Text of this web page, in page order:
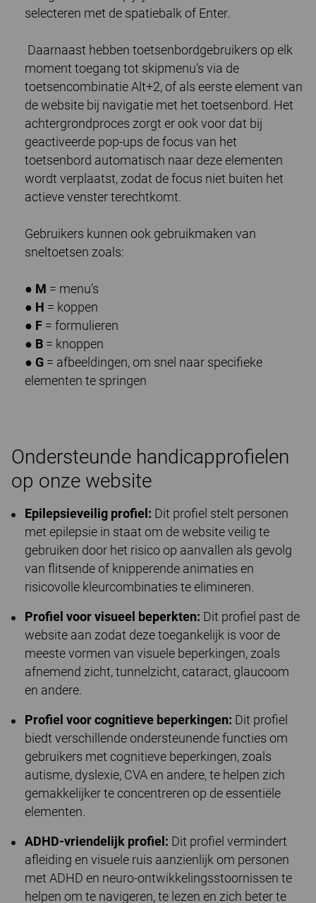
selecteren met de spatiebalk of Enter.
Daarnaast hebben toetsenbordgebruikers op elk
moment toegang tot skipmenu’s via de
toetsencombinatie Alt+2, of als eerste element van
de website bij navigatie met het toetsenbord. Het
achtergrondproces zorgt er ook voor dat bij
geactiveerde pop-ups de focus van het
toetsenbord automatisch naar deze elementen
wordt verplaatst, zodat de focus niet buiten het
actieve venster terechtkomt.
Gebruikers kunnen ook gebruikmaken van
sneltoetsen zoals:
● M = menu’s
● H = koppen
● F = formulieren
● B = knoppen
● G = afbeeldingen, om snel naar specifieke
elementen te springen
Ondersteunde handicapprofielen
op onze website
Epilepsieveilig profiel: Dit profiel stelt personen
met epilepsie in staat om de website veilig te
gebruiken door het risico op aanvallen als gevolg
van flitsende of knipperende animaties en
risicovolle kleurcombinaties te elimineren.
Profiel voor visueel beperkten: Dit profiel past de
website aan zodat deze toegankelijk is voor de
meeste vormen van visuele beperkingen, zoals
afnemend zicht, tunnelzicht, cataract, glaucoom
en andere.
Profiel voor cognitieve beperkingen: Dit profiel
biedt verschillende ondersteunende functies om
gebruikers met cognitieve beperkingen, zoals
autisme, dyslexie, CVA en andere, te helpen zich
gemakkelijker te concentreren op de essentiële
elementen.
ADHD-vriendelijk profiel: Dit profiel vermindert
afleiding en visuele ruis aanzienlijk om personen
met ADHD en neuro-ontwikkelingsstoornissen te
helpen om te navigeren, te lezen en zich beter te